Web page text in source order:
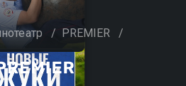
/ PREMIER /